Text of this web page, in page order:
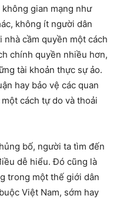
gian mạng như
không ít người dân
nhà cầm quyền một cách
chính quyền nhiều hơn,
tài khoản thực sự ảo.
hay bảo vệ các quan
cách tự do và thoải
bố, người ta tìm đến
dễ hiểu. Đó cũng là
trong một thế giới dân
Việt Nam, sớm hay